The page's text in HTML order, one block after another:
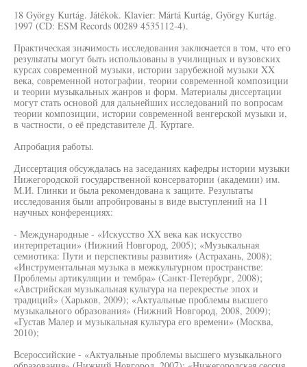
18 György Kurtág. Játékok. Klavier: Mártá Kurtág, György Kurtág.
1997 (CD: ESM Records 00289 4535112-4).
Практическая значимость исследования заключается в том, что его
результаты могут быть использованы в училищных и вузовских
курсах современной музыки, истории зарубежной музыки XX
века, современной нотографии, теории современной композиции
и теории музыкальных жанров и форм. Материалы диссертации
могут стать основой для дальнейших исследований по вопросам
теории композиции, истории современной венгерской музыки и,
в частности, о её представителе Д. Куртаге.
Апробация работы.
Диссертация обсуждалась на заседаниях кафедры истории музыки
Нижегородской государственной консерватории (академии) им.
М.И. Глинки и была рекомендована к защите. Результаты
исследования были апробированы в виде выступлений на 11
научных конференциях:
- Международные - «Искусство XX века как искусство
интерпретации» (Нижний Новгород, 2005); «Музыкальная
семиотика: Пути и перспективы развития» (Астрахань, 2008);
«Инструментальная музыка в межкультурном пространстве:
Проблемы артикуляции и тембра» (Санкт-Петербург, 2008);
«Австрийская музыкальная культура на перекрестье эпох и
традиций» (Харьков, 2009); «Актуальные проблемы высшего
музыкального образования» (Нижний Новгород, 2008, 2009);
«Густав Малер и музыкальная культура его времени» (Москва,
2010);
Всероссийские - «Актуальные проблемы высшего музыкального